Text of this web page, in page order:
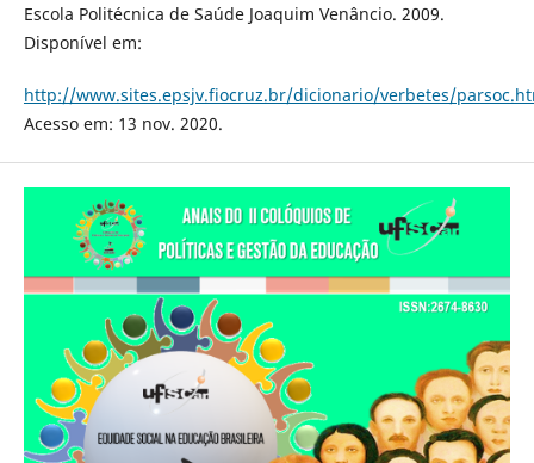
Escola Politécnica de Saúde Joaquim Venâncio. 2009.
Disponível em:
http://www.sites.epsjv.fiocruz.br/dicionario/verbetes/
Acesso em: 13 nov. 2020.